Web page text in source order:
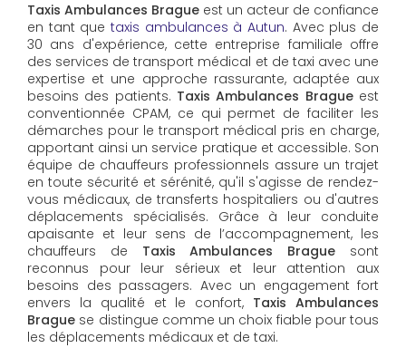
Taxis Ambulances Brague est un acteur de confiance
en tant que taxis ambulances à Autun. Avec plus de
30 ans d'expérience, cette entreprise familiale offre
des services de transport médical et de taxi avec une
expertise et une approche rassurante, adaptée aux
besoins des patients. Taxis Ambulances Bragueest
conventionnée CPAM, ce qui permet de faciliter les
démarches pour le transport médical pris en charge,
apportant ainsi un service pratique et accessible. Son
équipe de chauffeurs professionnels assure un trajet
en toute sécurité et sérénité, qu'il s'agisse de rendez-
vous médicaux, de transferts hospitaliers ou d'autres
déplacements spécialisés. Grâce à leur conduite
apaisante et leur sens de l’accompagnement, les
chauffeurs de Taxis Ambulances Brague sont
reconnus pour leur sérieux et leur attention aux
besoins des passagers. Avec un engagement fort
envers la qualité et le confort, Taxis Ambulances
Brague se distingue comme un choix fiable pour tous
les déplacements médicaux et de taxi.